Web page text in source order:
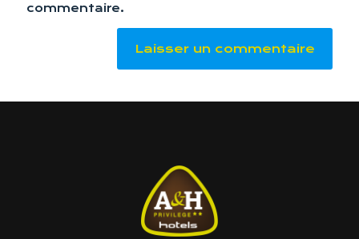
commentaire.